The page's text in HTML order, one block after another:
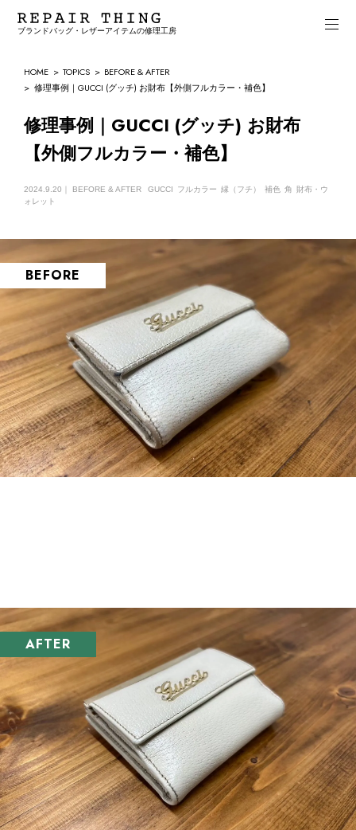
ブランドバッグ・レザーアイテムの修理工房
HOME TOPICS
BEFORE & AFTER
修理事例｜GUCCI (グッチ) お財布【外側フルカラー・補色】
修理事例｜GUCCI (グッチ) お財布
【外側フルカラー・補色】
2024.9.20｜ BEFORE & AFTER GUCCI フルカラー 縁（フチ） 補色 角
財布・ウ
ォレット